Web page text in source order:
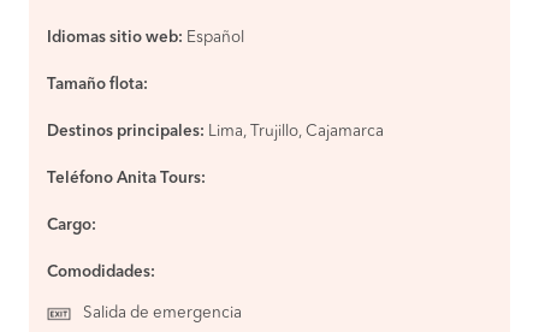
Idiomas sitio web: Español
Tamaño flota:
Destinos principales: Lima, Trujillo, Cajamarca
Teléfono Anita Tours:
Cargo:
Comodidades:
Salida de emergencia